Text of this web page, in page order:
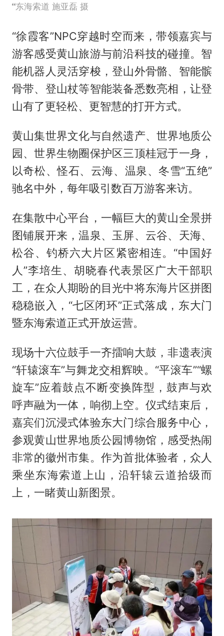
东海索道 施亚磊 摄
“徐霞客”NPC穿越时空而来，带领嘉宾与
游客感受黄山旅游与前沿科技的碰撞。智
能机器人灵活穿梭，登山外骨骼、智能髌
骨带、登山杖等智能装备悉数亮相，让登
山有了更轻松、更智慧的打开方式。
黄山集世界文化与自然遗产、世界地质公
园、世界生物圈保护区三顶桂冠于一身，
以奇松、怪石、云海、温泉、冬雪“五绝”
驰名中外，每年吸引数百万游客来访。
在集散中心平台，一幅巨大的黄山全景拼
图铺展开来，温泉、玉屏、云谷、天海、
松谷、钓桥六大片区紧密相连。“中国好
人”李培生、胡晓春代表景区广大干部职
工，在众人期盼的目光中将东海片区拼图
稳稳嵌入，“七区闭环”正式落成，东大门
暨东海索道正式开放运营。
现场十六位鼓手一齐擂响大鼓，非遗表演
“轩辕滚车”与舞龙交相辉映。“平滚车”“螺
旋车”应着鼓点不断变换阵型，鼓声与欢
呼声融为一体，响彻上空。仪式结束后，
嘉宾们沉浸式体验东大门综合服务中心，
参观黄山世界地质公园博物馆，感受热闹
非常的徽州市集。作为首批体验者，众人
乘坐东海索道上山，沿轩辕云道拾级而
上，一睹黄山新图景。